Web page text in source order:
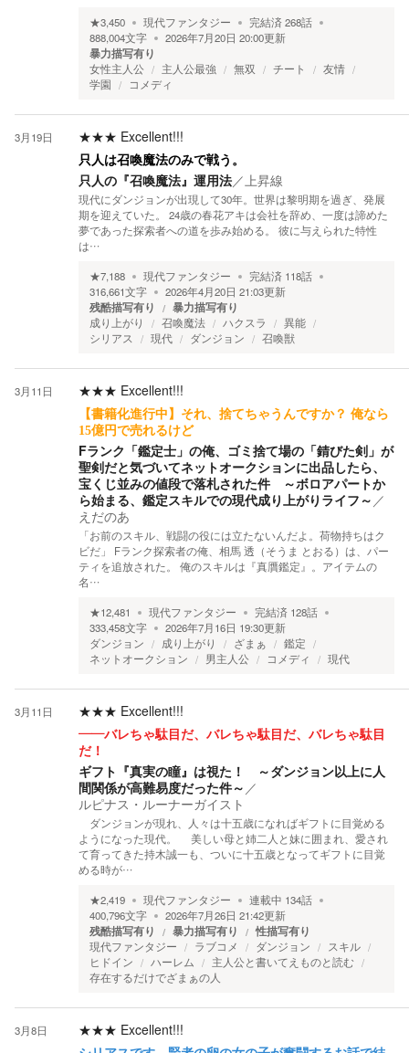
★3,450 現代ファンタジー 完結済268話
888,004文字 2026年7月20日 20:00更新
暴力描写有り
女性主人公 主人公最強 無双 チート
友情
学園
コメディ
3月19日 ★★★ Excellent!!!
只人は召喚魔法のみで戦う。
只人の『召喚魔法』運用法／上昇線
現代にダンジョンが出現して30年。世界は黎明期を過ぎ、発展
期を迎えていた。 24歳の春花アキは会社を辞め、一度は諦めた
夢であった探索者への道を歩み始める。 彼に与えられた特性
は…
★7,188 現代ファンタジー 完結済 118話
316,661文字 2026年4月20日 21:03更新
残酷描写有り 暴力描写有り
成り上がり 召喚魔法 ハクスラ
異能
シリアス
現代 ダンジョン 召喚獣
3月11日 ★★★ Excellent!!!
【書籍化進行中】それ、捨てちゃうんですか？ 俺なら
15億円で売れるけど
Fランク「鑑定士」の俺、ゴミ捨て場の「錆びた剣」が
聖剣だと気づいてネットオークションに出品したら、
宝くじ並みの値段で落札された件 ～ボロアパートか
ら始まる、鑑定スキルでの現代成り上がりライフ～ ／
えだのあ
「お前のスキル、戦闘の役には立たないんだよ。荷物持ちはク
ビだ」 Fランク探索者の俺、相馬 透（そうま とおる）は、パー
ティを追放された。 俺のスキルは『真贋鑑定』。アイテムの
名…
★12,481 現代ファンタジー 完結済 128話
333,458文字 2026年7月16日 19:30更新
ダンジョン
成り上がり ざまぁ
鑑定
ネットオークション
男主人公 コメディ 現代
3月11日 ★★★ Excellent!!!
――バレちゃ駄目だ、バレちゃ駄目だ、バレちゃ駄目
だ！
ギフト『真実の瞳』は視た！ ～ダンジョン以上に人
間関係が高難易度だった件～ ／
ルピナス・ルーナーガイスト
ダンジョンが現れ、人々は十五歳になればギフトに目覚める
ようになった現代。 美しい母と姉二人と妹に囲まれ、愛され
て育ってきた持木誠一も、ついに十五歳となってギフトに目覚
める時が…
★2,419 現代ファンタジー 連載中 134話
400,796文字 2026年7月26日 21:42更新
残酷描写有り 暴力描写有り 性描写有り
現代ファンタジー ラブコメ ダンジョン
スキル
ヒドイン
ハーレム
主人公と書いてえものと読む
存在するだけでざまぁの人
3月8日 ★★★ Excellent!!!